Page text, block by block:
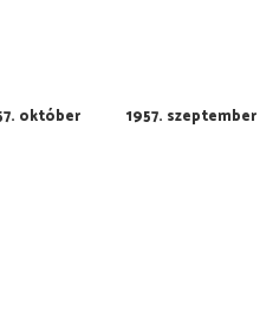
október 1957. szeptember